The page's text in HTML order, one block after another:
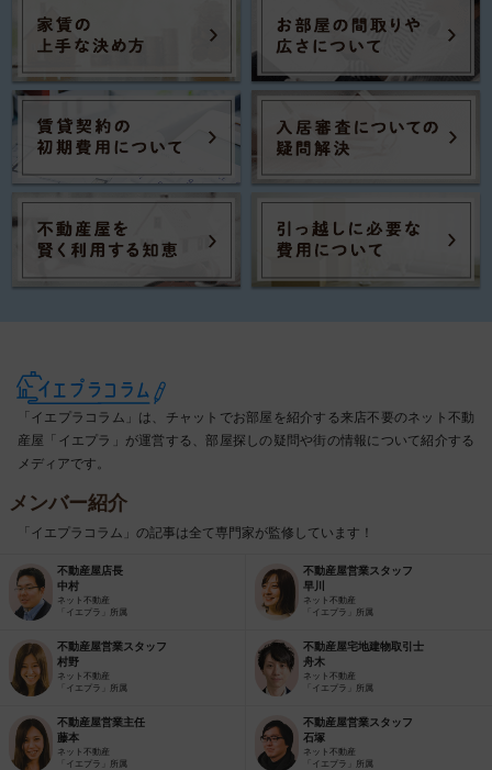
「イエプラコラム」は、チャットでお部屋を紹介する来店不要のネット不動
産屋「イエプラ」が運営する、部屋探しの疑問や街の情報について紹介する
メディアです。
メンバー紹介
「イエプラコラム」の記事は全て専門家が監修しています！
不動産屋店長
中村
ネット不動産
「イエプラ」所属
不動産屋営業スタッフ
早川
ネット不動産
「イエプラ」所属
不動産屋営業スタッフ
村野
ネット不動産
「イエプラ」所属
不動産屋宅地建物取引士
舟木
ネット不動産
「イエプラ」所属
不動産屋営業主任
藤本
ネット不動産
「イエプラ」所属
不動産屋営業スタッフ
石塚
ネット不動産
「イエプラ」所属